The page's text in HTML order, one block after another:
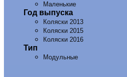
Маленькие
Год выпуска
Коляски 2013
Коляски 2015
Коляски 2016
Тип
Модульные